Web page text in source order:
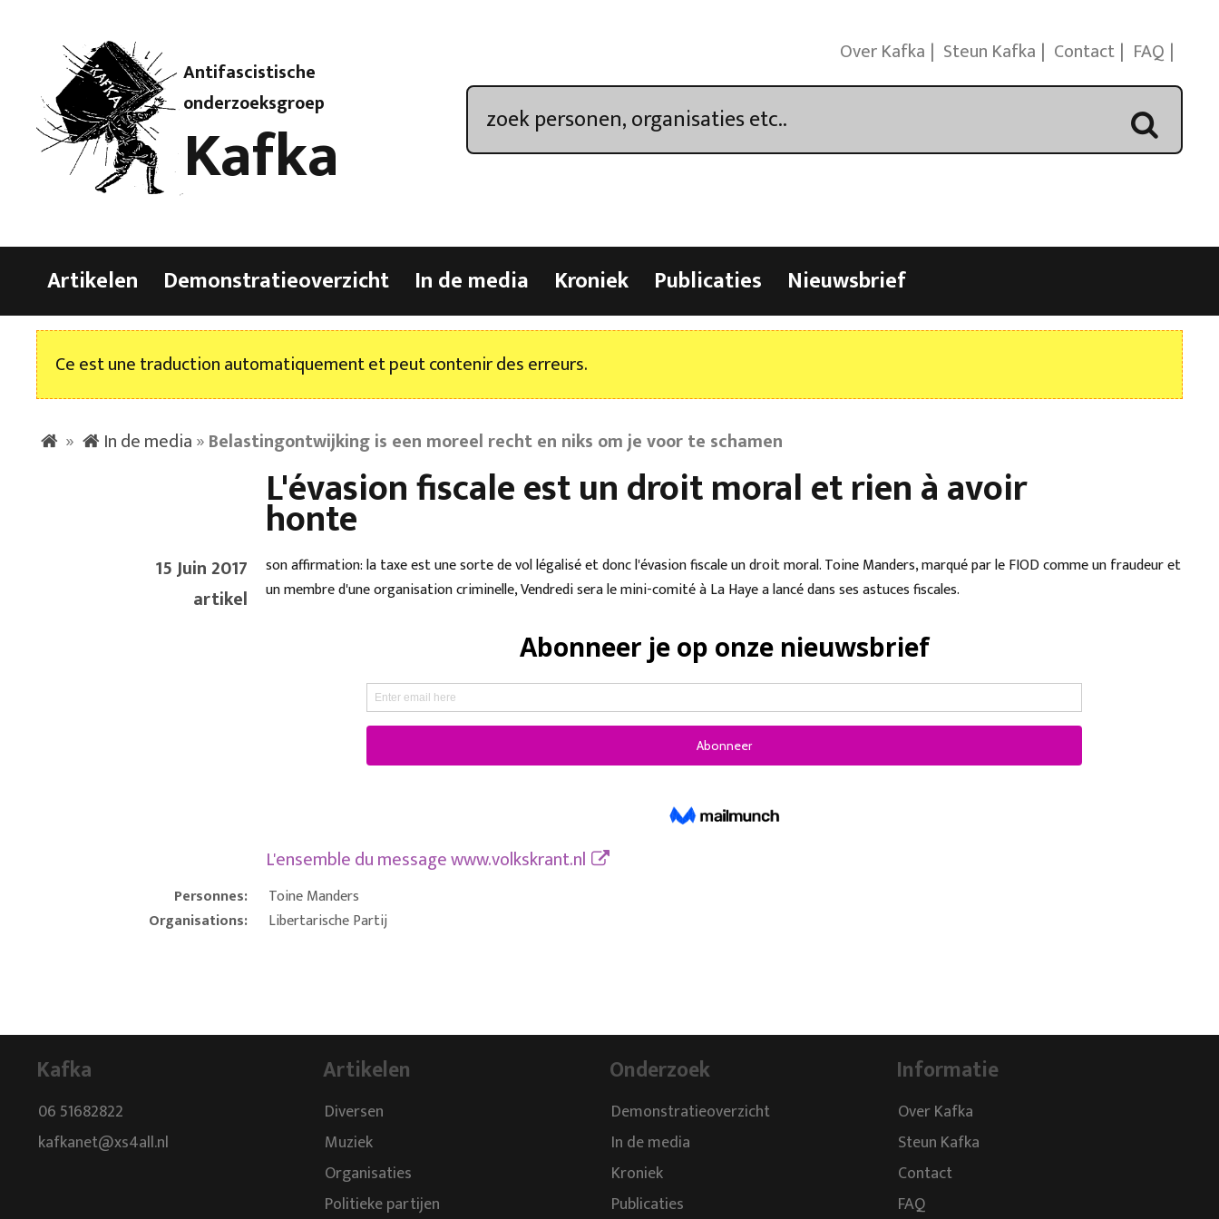
Antifascistische
onderzoeksgroep
Kafka
Over Kafka Steun Kafka Contact FAQ
Artikelen Demonstratieoverzicht In de media Kroniek Publicaties Nieuwsbrief
Ce est une traduction automatiquement et peut contenir des erreurs.
» In de media»Belastingontwijking is een moreel recht en niks om je voor te schamen
L'évasion fiscale est un droit moral et rien à avoir
honte
15 Juin 2017
artikel
son affirmation: la taxe est une sorte de vol légalisé et donc l'évasion fiscale un droit moral. Toine Manders, marqué par le FIOD comme un fraudeur et
un membre d'une organisation criminelle, Vendredi sera le mini-comité à La Haye a lancé dans ses astuces fiscales.
L'ensemble du messagewww.volkskrant.nl
Personnes:
Toine Manders
Organisations:
Libertarische Partij
Kafka
06 51682822
kafkanet@xs4all.nl
Artikelen
Diversen
Muziek
Organisaties
Politieke partijen
Onderzoek
Demonstratieoverzicht
In de media
Kroniek
Publicaties
Informatie
Over Kafka
Steun Kafka
Contact
FAQ